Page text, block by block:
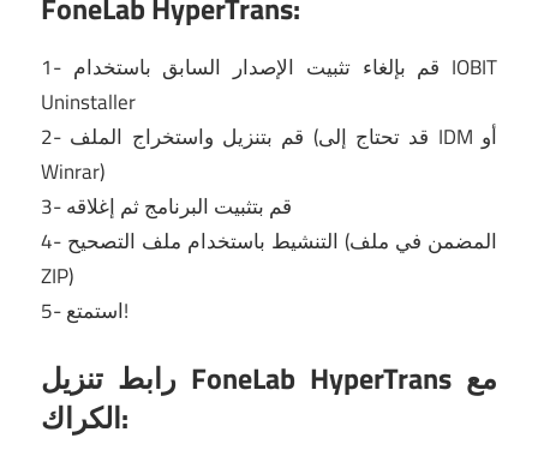
1- قم بإلغاء تثبيت الإصدار السابق باستخدام IOBIT
Uninstaller
2- قم بتنزيل واستخراج الملف (قد تحتاج إلى IDM أو
Winrar)
3- قم بتثبيت البرنامج ثم إغلاقه
4- التنشيط باستخدام ملف التصحيح (المضمن في ملف
ZIP)
5- استمتع!
رابط تنزيل FoneLab HyperTrans مع
الكراك: